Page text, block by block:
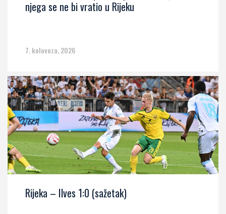
njega se ne bi vratio u Rijeku
7. kolovoza, 2026
Rijeka – Ilves 1:0 (sažetak)